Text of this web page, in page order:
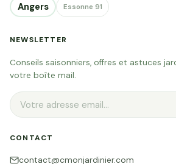
Angers
Essonne 91
NEWSLETTER
Conseils saisonniers, offres et astuces
votre boîte mail.
CONTACT
contact@cmonjardinier.com